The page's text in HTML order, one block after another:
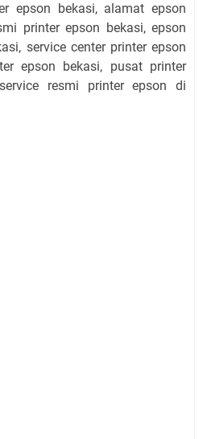
epson bekasi, alamat epson
printer epson bekasi, epson
service center printer epson
epson bekasi, pusat printer
resmi printer epson di